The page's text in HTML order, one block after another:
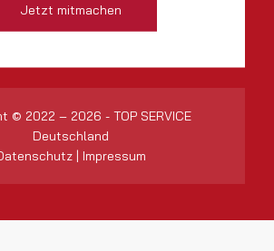
Jetzt mitmachen
© 2022 – 2026 - TOP SERVICE
Deutschland
| Impressum